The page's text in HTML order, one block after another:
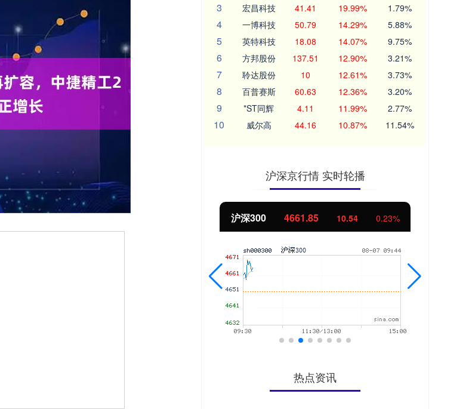
3 宏昌科技 41.41 19.99% 1.79%
4 一博科技 50.79 14.29% 5.88%
5 英特科技 18.08 14.07% 9.75%
6 方邦股份 137.51 12.90% 3.21%
7 聆达股份 10 12.61% 3.73%
8 百普赛斯 60.63 12.36% 3.20%
9 *ST同辉 4.11 11.99% 2.77%
10 威尔高 44.16 10.87% 11.54%
沪深京行情 实时轮播
沪深300 4661.85 北证50 1113.92 -8.95 -0.80%
热点资讯